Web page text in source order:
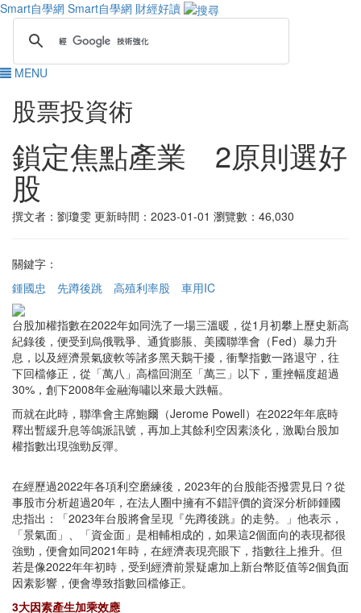
Smart自學網 Smart自學網 財經好讀
MENU
股票投資術
鎖定焦點產業 2原則選好
股
撰文者：劉瓊雯 更新時間：2023-01-01 瀏覽數：46,030
關鍵字：
鍾國忠
先蹲後跳 高殖利率股 車用IC
台股加權指數在2022年如同洗了一場三溫暖，從1月初攀上歷史新高
紀錄後，便受到烏俄戰爭、通貨膨脹、美國聯準會（Fed）暴力升
息，以及經濟景氣疲軟等諸多黑天鵝干擾，衝擊指數一路退守，往
下回檔修正，從「萬八」高檔回測至「萬三」以下，重挫幅度超過
30%，創下2008年金融海嘯以來最大跌幅。
而就在此時，聯準會主席鮑爾（Jerome Powell）在2022年年底時
釋出暫緩升息等鴿派訊號，再加上其餘利空因素淡化，激勵台股加
權指數出現強勁反彈。
在經歷過2022年各項利空磨練後，2023年的台股能否撥雲見日？從
事股市分析超過20年，在法人圈中擁有不錯評價的資深分析師鍾國
忠指出：「2023年台股將會呈現『先蹲後跳』的走勢。」他表示，
「景氣面」、「資金面」是相輔相成的，如果這2個面向的表現都很
強勁，便會如同2021年時，在經濟表現亮眼下，指數往上推升。但
若是像2022年年初時，受到經濟前景疑慮加上新台幣貶值等2個負面
因素影響，便會導致指數回檔修正。
3大因素產生加乘效應